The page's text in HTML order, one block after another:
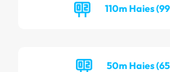
110m Haies
50m Haies